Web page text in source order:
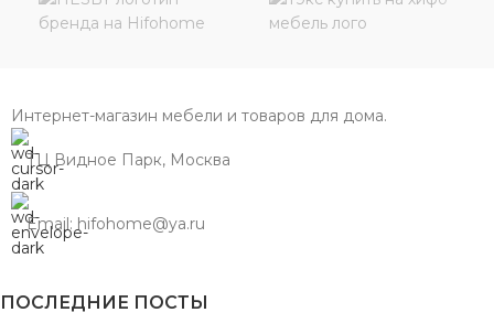
Интернет-магазин мебели и товаров для дома.
ТЦ Видное Парк, Москва
Email: hifohome@ya.ru
ПОСЛЕДНИЕ ПОСТЫ